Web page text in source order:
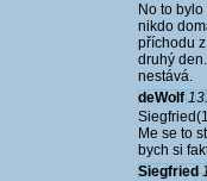
No to
nikdo
příchodu
druhý
nestává.
deWolf
Me se to
bych si
Siegfried